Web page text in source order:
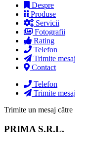
Despre
Produse
Servicii
Fotografii
Rating
Telefon
Trimite mesaj
Contact
Telefon
Trimite mesaj
Trimite un mesaj către
PRIMA S.R.L.